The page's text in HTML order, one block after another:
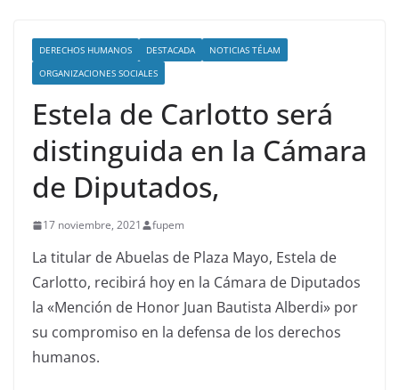
DERECHOS HUMANOS DESTACADA
NOTICIAS TÉLAM
ORGANIZACIONES SOCIALES
Estela de Carlotto será
distinguida en la Cámara
de Diputados,
17 noviembre, 2021 fupem
La titular de Abuelas de Plaza Mayo, Estela de
Carlotto, recibirá hoy en la Cámara de Diputados
la «Mención de Honor Juan Bautista Alberdi» por
su compromiso en la defensa de los derechos
humanos.